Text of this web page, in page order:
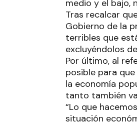
medio y el bajo,
Tras recalcar
Gobierno de la
terribles que
excluyéndolos
Por último, al
posible para
la economía
tanto también
“Lo que
situación